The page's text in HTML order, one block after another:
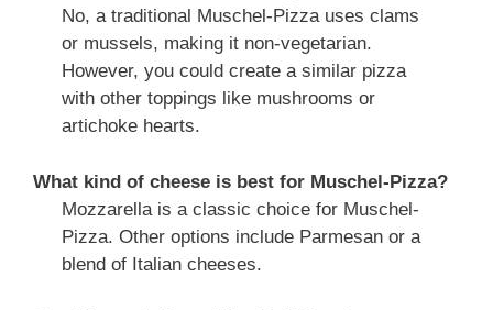
No, a traditional Muschel-Pizza uses clams
or mussels, making it non-vegetarian.
However, you could create a similar pizza
with other toppings like mushrooms or
artichoke hearts.
What kind of cheese is best for Muschel-Pizza?
Mozzarella is a classic choice for Muschel-
Pizza. Other options include Parmesan or a
blend of Italian cheeses.